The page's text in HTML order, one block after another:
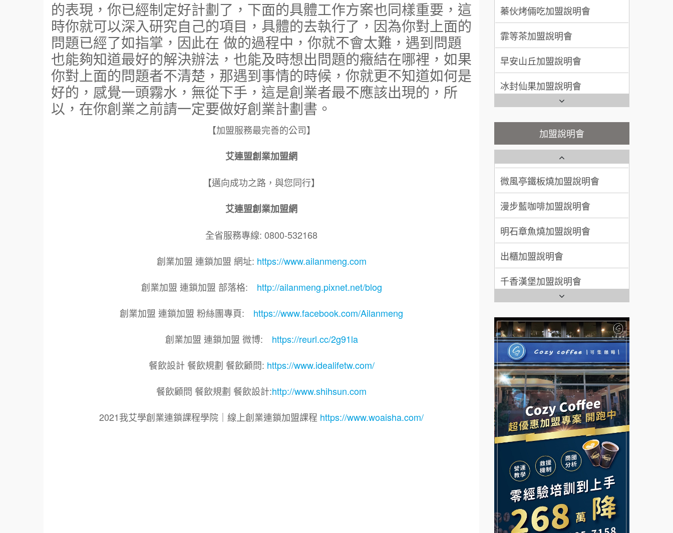
的表現，你已經制定好計劃了，下面的具體工作方案也同樣重要，這
時你就可以深入研究自己的項目，具體的去執行了，因為你對上面的
問題已經了如指掌，因此在 做的過程中，你就不會太難，遇到問題
也能夠知道最好的解決辦法，也能及時想出問題的癥結在哪裡，如果
你對上面的問題者不清楚，那遇到事情的時候，你就更不知道如何是
好的，感覺一頭霧水，無從下手，這是創業者最不應該出現的，所
以，在你創業之前請一定要做好創業計劃書。
【加盟服務最完善的公司】
艾連盟創業加盟網
【邁向成功之路，與您同行】
艾連盟創業加盟網
全省服務專線: 0800-532168
創業加盟 連鎖加盟 網址: https://www.ailanmeng.com
創業加盟 連鎖加盟 部落格: http://ailanmeng.pixnet.net/blog
創業加盟 連鎖加盟 粉絲團專頁: https://www.facebook.com/Ailanmeng
創業加盟 連鎖加盟 微博: https://reurl.cc/2g91la
餐飲設計 餐飲規劃 餐飲顧問: https://www.idealifetw.com/
餐飲顧問 餐飲規劃 餐飲設計:http://www.shihsun.com
2021我艾學創業連鎖課程學院｜線上創業連鎖加盟課程 https://www.woaisha.com/
徐 先生/小姐 新北市
加盟預算
何 先生/小姐 台南
加盟預算 100萬~300萬
呂 先生/小姐 新竹市
200萬~400萬
顏 先生/小姐 台北市
加盟預算 100萬 ~ 200萬
廖 先生/小姐 高雄市
加盟預算 200萬~300萬
蓁伙烤倆吃加盟說明會
霏等茶加盟說明會
早安山丘加盟說明會
冰封仙果加盟說明會
Ramble Café 漫步藍咖啡加盟
微風亭鐵板燒加盟說明會
鮮茶道加盟說明會
【曉妍美妝】誠徵行政櫃檯
自助洗衣店誠徵代洗收送人員
(台中市)
MUSHEN徵SPA美容芳療師
日十。早午食加盟說明會
拾鑶火鍋加盟說明會
全家加盟說明會
台灣G湯加盟說明會
彭富貴加盟說明會
NU PASTA義大利麵加盟說明
會
潮鍋癮加盟說明會
蓁伙烤倆吃加盟說明會
霏等茶加盟說明會
早安山丘加盟說明會
冰封仙果加盟說明會
Ramble Café 漫步藍咖啡加盟
加盟說明會
莫尼早餐Morni加盟說明會
手作功夫茶加盟說明會
SHARE TEA歇腳亭加盟說明會
潮味決-湯滷專門店加盟說明會
鬍子茶加盟說明會
鮮茶道加盟說明會
微風亭鐵板燒加盟說明會
漫步藍咖啡加盟說明會
明石章魚燒加盟說明會
出櫃加盟說明會
千香漢堡加盟說明會
七盞茶加盟說明會
拉亞漢堡加盟說明會
杜芳子古味茶鋪加盟說明會
優握握×酸奶大獅加盟說明會
冬城門加盟說明會
拾鑶火鍋加盟說明會
阿性情趣無人販售所加盟明會
龍涎居好湯加盟說明會
舒油頭加盟說明會
韓金量加盟說明會